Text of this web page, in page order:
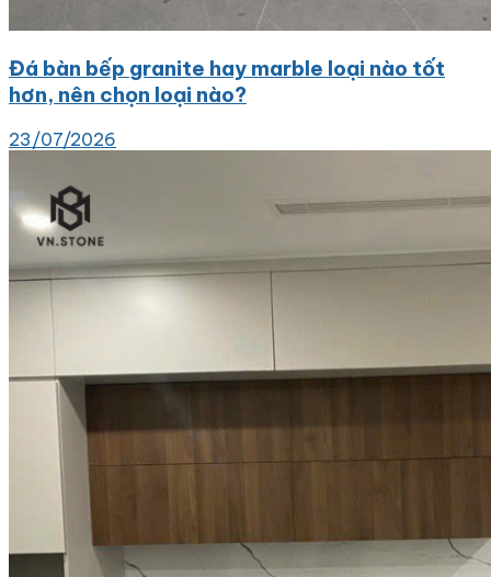
Đá bàn bếp granite hay marble loại nào tốt
hơn, nên chọn loại nào?
23/07/2026